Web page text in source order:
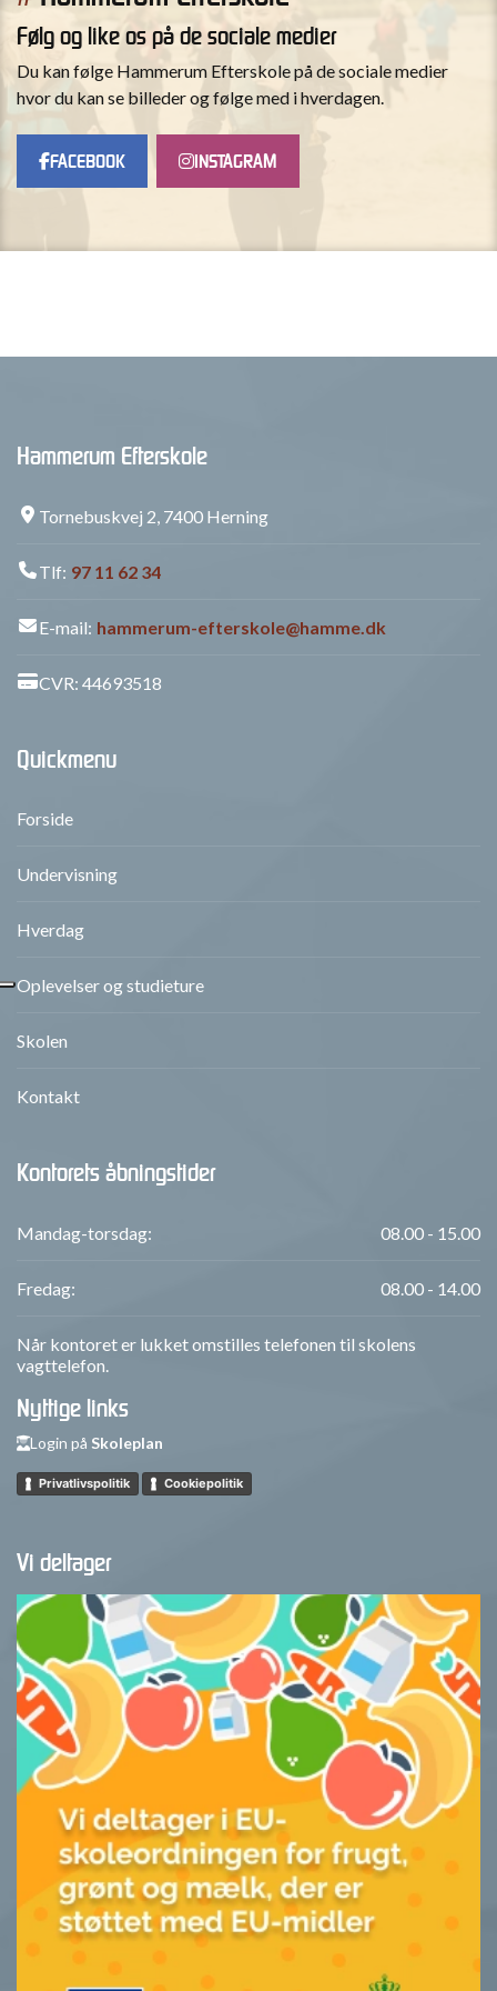
Følg og like os på de sociale medier
Du kan følge Hammerum Efterskole på de sociale medier
hvor du kan se billeder og følge med i hverdagen.
FACEBOOK INSTAGRAM
Hammerum Efterskole
Tornebuskvej 2, 7400 Herning
Tlf: 97 11 62 34
E-mail: hammerum-efterskole@hamme.dk
CVR: 44693518
Quickmenu
Forside
Undervisning
Hverdag
Oplevelser og studieture
Skolen
Kontakt
Kontorets åbningstider
Mandag-torsdag: 08.00 - 15.00
Fredag: 08.00 - 14.00
Når kontoret er lukket omstilles telefonen til skolens
vagttelefon.
Nyttige links
Login på Skoleplan
Privatlivspolitik Cookiepolitik
Vi deltager